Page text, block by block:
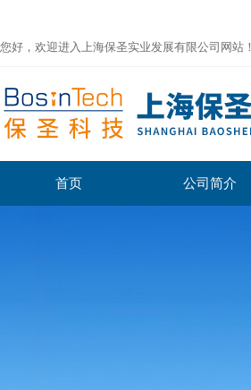
您好，欢迎进入上海保圣实业发展有限公司网站！
首页 公司简介